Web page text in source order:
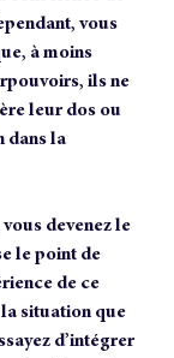
vous
à moins
ils ne
leur dos ou
dans la
devenez le
le point de
de ce
situation que
d’intégrer